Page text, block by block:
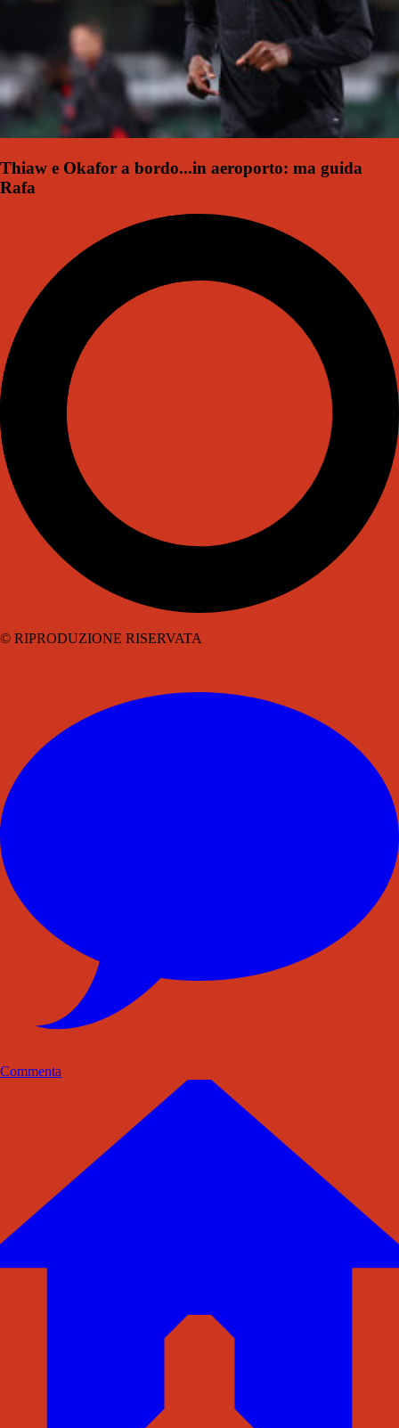
Thiaw e Okafor a bordo...in aeroporto: ma guida
Rafa
© RIPRODUZIONE RISERVATA
Commenta